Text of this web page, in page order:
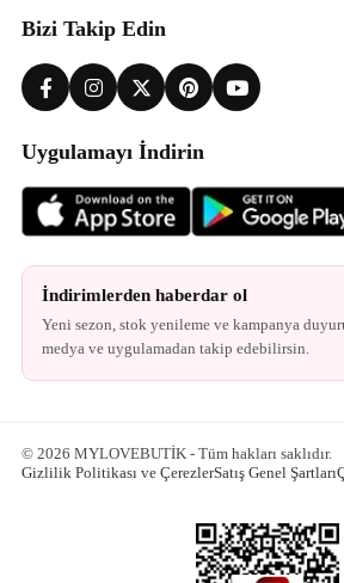
Bizi Takip Edin
Uygulamayı İndirin
İndirimlerden haberdar ol
Yeni sezon, stok yenileme ve kampanya
medya ve uygulamadan takip edebilirsin.
© 2026 MYLOVEBUTİK - Tüm hakları saklıdır.
Gizlilik Politikası ve ÇerezlerSatış Genel Şartları